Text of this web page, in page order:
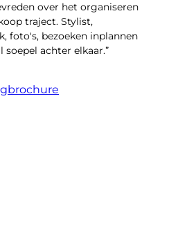
over het organiseren
traject. Stylist,
foto's, bezoeken inplannen
achter elkaar.”